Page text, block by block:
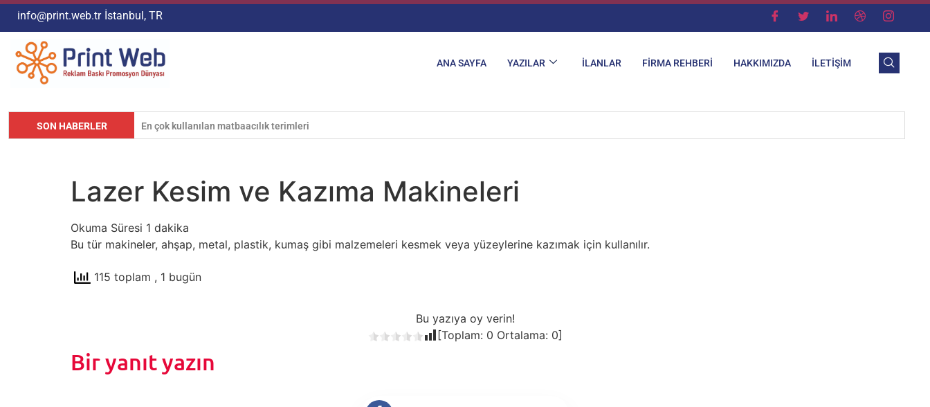
info@print.web.tr İstanbul, TR
ANA SAYFA YAZILAR İLANLAR FIRMA REHBERI HAKKIMIZDA İLETIŞIM
SON HABERLER Matbaacılık Sektöründe Renk Değerlerinin Ayarlanması
Lazer Kesim ve Kazıma Makineleri
Bu tür makineler, ahşap, metal, plastik, kumaş gibi malzemeleri kesmek veya yüzeylerine kazımak için kullanılır.
115 toplam , 1 bugün
Bu yazıya oy verin!
[Toplam: 0 Ortalama: 0]
Bir yanıt yazın